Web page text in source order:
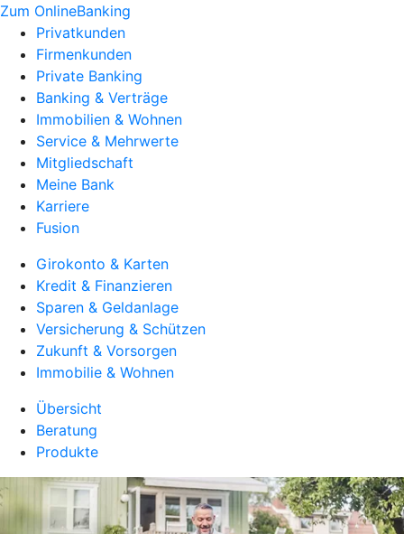
Zum OnlineBanking
Privatkunden
Firmenkunden
Private Banking
Banking & Verträge
Immobilien & Wohnen
Service & Mehrwerte
Mitgliedschaft
Meine Bank
Karriere
Fusion
Girokonto & Karten
Kredit & Finanzieren
Sparen & Geldanlage
Versicherung & Schützen
Zukunft & Vorsorgen
Immobilie & Wohnen
Übersicht
Beratung
Produkte